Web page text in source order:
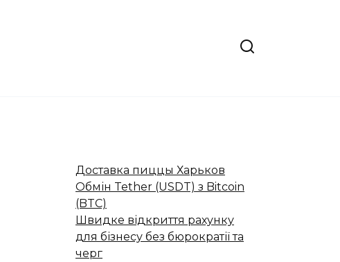
Доставка пиццы Харьков
Обмін Tether (USDT) з Bitcoin
(BTC)
Швидке відкриття рахунку
для бізнесу без бюрократії та
черг